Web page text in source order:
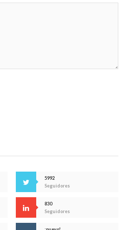
5992
Seguidores
830
Seguidores